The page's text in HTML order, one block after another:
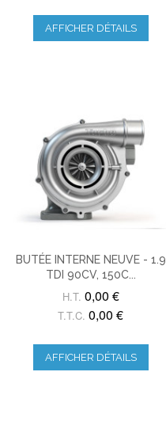
AFFICHER DÉTAILS
BUTÉE INTERNE NEUVE - 1.9
TDI 90CV, 150C...
H.T. 0,00 €
T.T.C. 0,00 €
AFFICHER DÉTAILS